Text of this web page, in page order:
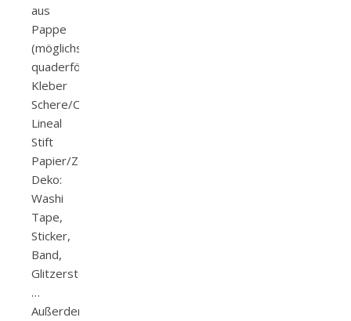
aus
Pappe
(möglichst
quaderförmig)
Kleber
Schere/Cutter
Lineal
Stift
Papier/Zeitung
Deko:
Washi
Tape,
Sticker,
Band,
Glitzersteine,
…
Außerdem